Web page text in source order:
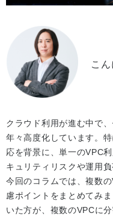
こん
クラウド利用が進む中で
年々高度化しています。
応を背景に、単一のVPC
キュリティリスクや運用
今回のコラムでは、複数
慮ポイントをまとめてみ
いた方が、複数のVPCに